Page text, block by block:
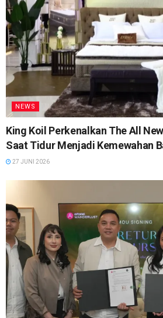
NEWS
King Koil Perkenalkan The All
Saat Tidur Menjadi Kemewahan
27 JUNI 2026